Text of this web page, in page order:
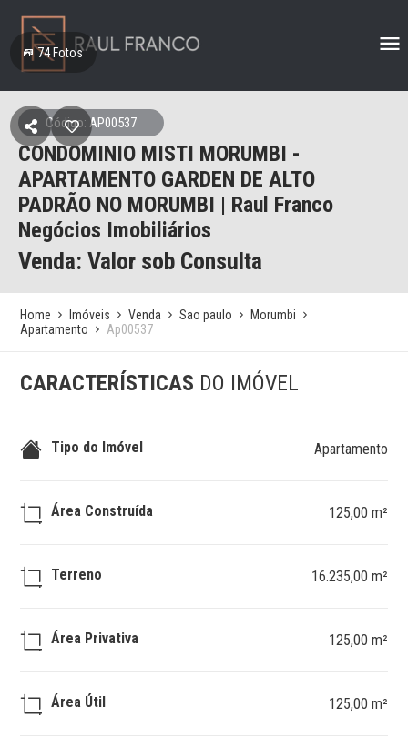
74Fotos
Código: AP00537
CONDOMINIO MISTI MORUMBI -
APARTAMENTO GARDEN DE ALTO
PADRÃO NO MORUMBI | Raul Franco
Negócios Imobiliários
Venda: Valor sob Consulta
Home Imóveis Venda Sao paulo
Morumbi
Apartamento
Ap00537
CARACTERÍSTICAS DO IMÓVEL
Tipo do Imóvel Apartamento
Área Construída 125,00 m²
Terreno 16.235,00 m²
Área Privativa 125,00 m²
Área Útil 125,00 m²